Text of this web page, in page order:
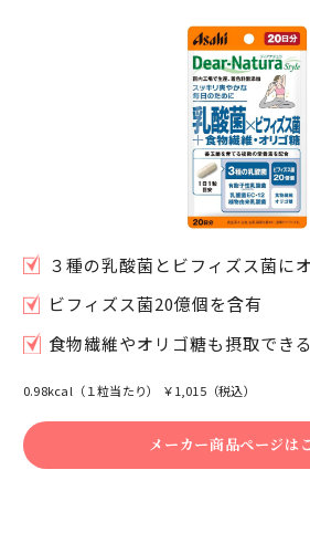
３種の乳酸菌とビフィズス菌に
ビフィズス菌20億個を含有
食物繊維やオリゴ糖も摂取できる
0.98kcal（１粒当たり） ￥1,015（税込）
メーカー商品ページは